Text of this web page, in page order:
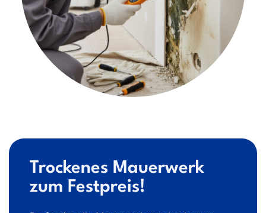
Trockenes Mauerwerk
zum Festpreis!